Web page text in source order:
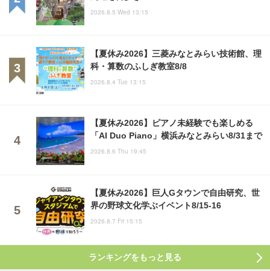
2026.8.5 Wed 13:15
【夏休み2026】三菱みなとみらい技術館、理
科・算数のふしぎ教室8/8
2026.8.4 Tue 13:15
【夏休み2026】ピアノ未経験でも楽しめる
「AI Duo Piano」横浜みなとみらい8/31まで
2026.8.6 Thu 19:45
【夏休み2026】巨人Gタウンで自由研究、世
界の野球文化学ぶイベント8/15-16
2026.8.7 Fri 15:15
ランキングをもっと見る